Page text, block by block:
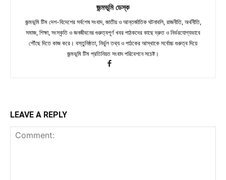
জন্মভূমি ডেস্ক
জন্মভূমি টিম দেশ-বিদেশের সর্বশেষ সংবাদ, জাতীয় ও আন্তর্জাতিক ঘটনাবলি, রাজনীতি, অর্থনীতি,
সমাজ, শিক্ষা, সংস্কৃতি ও জনজীবনের গুরুত্বপূর্ণ খবর পাঠকদের কাছে দ্রুত ও নির্ভরযোগ্যভাবে
পৌঁছে দিতে কাজ করে। বস্তুনিষ্ঠতা, নির্ভুল তথ্য ও পাঠকের আস্থাকে সর্বোচ্চ গুরুত্ব দিয়ে
জন্মভূমি টিম প্রতিনিয়ত সংবাদ পরিবেশনে সচেষ্ট।
LEAVE A REPLY